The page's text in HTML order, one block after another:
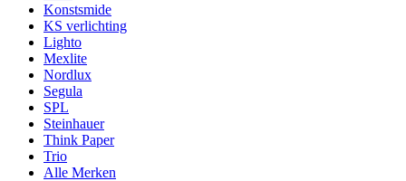
Konstsmide
KS verlichting
Lighto
Mexlite
Nordlux
Segula
SPL
Steinhauer
Think Paper
Trio
Alle Merken